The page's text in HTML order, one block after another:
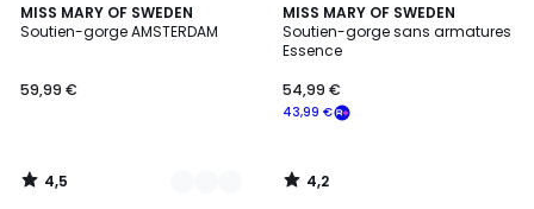
MISS MARY OF SWEDEN
Soutien-gorge AMSTERDAM
59,99 €
4,5
/ 5
2
Couleurs
4,5
/
MISS MARY OF SWEDEN
Soutien-gorge sans armatures
Essence
43,99 €
54,99 €
4,2
/ 5
4,2
/